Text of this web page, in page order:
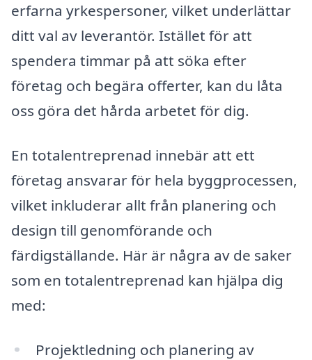
erfarna yrkespersoner, vilket underlättar
ditt val av leverantör. Istället för att
spendera timmar på att söka efter
företag och begära offerter, kan du låta
oss göra det hårda arbetet för dig.
En totalentreprenad innebär att ett
företag ansvarar för hela byggprocessen,
vilket inkluderar allt från planering och
design till genomförande och
färdigställande. Här är några av de saker
som en totalentreprenad kan hjälpa dig
med:
Projektledning och planering av